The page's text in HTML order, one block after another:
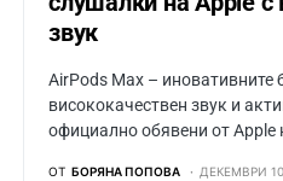
звук
AirPods Max – иновативните
висококачествен звук и
официално обявени от Apple
ОТ БОРЯНА ПОПОВА ДЕКЕМВРИ